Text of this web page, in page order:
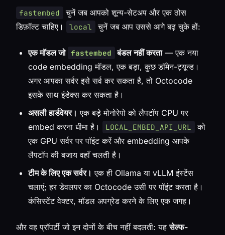
fastembed
चुनें जब आपको शून्य-सेटअप और एक ठोस
डिफ़ॉल्ट चाहिए।
local चुनें जब आप उससे आगे बढ़ चुके हों:
एक मॉडल जो fastembed बंडल नहीं करता— एक नया
code embedding मॉडल, एक बड़ा, कुछ डॉमेन-ट्यून्ड।
अगर आपका सर्वर इसे सर्व कर सकता है, तो Octocode
इसके साथ इंडेक्स कर सकता है।
असली हार्डवेयर। एक बड़े मोनोरेपो को लैपटॉप CPU पर
embed करना धीमा है।
LOCAL_EMBED_API_URL
को
एक GPU सर्वर पर पॉइंट करें और embedding आपके
लैपटॉप की बजाय वहाँ चलती है।
टीम के लिए एक सर्वर। एक ही Ollama या vLLM इंस्टेंस
चलाएं; हर डेवलपर का Octocode उसी पर पॉइंट करता है।
कंसिस्टेंट वेक्टर, मॉडल अपग्रेड करने के लिए एक जगह।
और वह प्रॉपर्टी जो इन दोनों के बीच नहीं बदलती: यहसेल्फ-